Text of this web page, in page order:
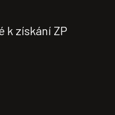
k získání ZP